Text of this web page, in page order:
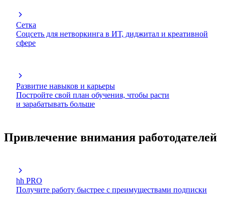
Сетка
Соцсеть для нетворкинга в ИТ, диджитал и креативной
сфере
Развитие навыков и карьеры
Постройте свой план обучения, чтобы расти
и зарабатывать больше
Привлечение внимания работодателей
hh PRO
Получите работу быстрее с преимуществами подписки